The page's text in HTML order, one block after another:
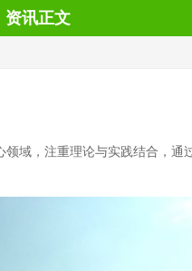
资讯正文
域，注重理论与实践结合，